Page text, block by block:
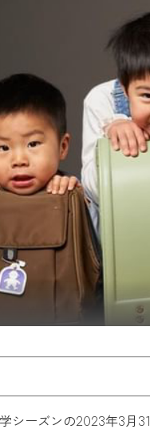
シーズンの2023年3月